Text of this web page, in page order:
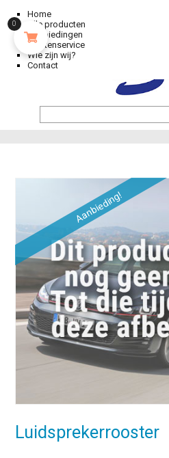
Home
Alle producten
Aanbiedingen
Klantenservice
Wie zijn wij?
Contact
Aanbieding!
Luidsprekerrooster
0